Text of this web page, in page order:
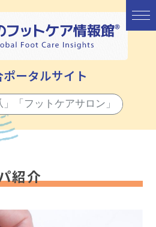
ータルサイト
紹介